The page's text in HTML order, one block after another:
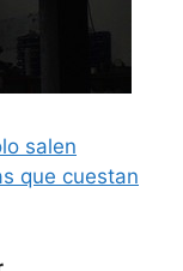
salen
que cuestan